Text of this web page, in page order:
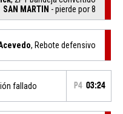
SAN MARTIN - pierde por 8
, Rebote defensivo
fallado P4 03:24